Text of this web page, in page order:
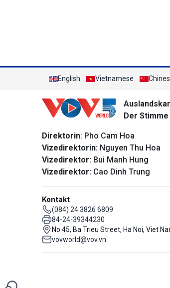
English Vietnamese
Der
Direktorin: Pho Cam Hoa
Vizedirektorin: Nguyen Thu Hoa
Vizedirektor: Bui Manh Hung
Vizedirektor: Cao Dinh Trung
Kontakt
(084) 24 3826 6809
84-24-39344230
No 45, Ba Trieu Street, Ha Noi, Viet
vovworld@vov.vn